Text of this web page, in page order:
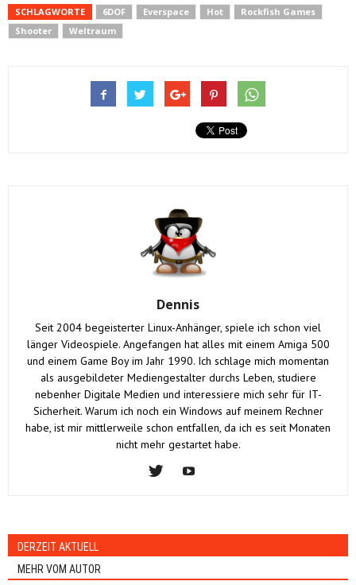
SCHLAGWORTE 6DOF Everspace Hot
Rockfish Games
Shooter
Weltraum
Dennis
Seit 2004 begeisterter Linux-Anhänger, spiele ich schon viel
länger Videospiele. Angefangen hat alles mit einem Amiga 500
und einem Game Boy im Jahr 1990. Ich schlage mich momentan
als ausgebildeter Mediengestalter durchs Leben, studiere
nebenher Digitale Medien und interessiere mich sehr für IT-
Sicherheit. Warum ich noch ein Windows auf meinem Rechner
habe, ist mir mittlerweile schon entfallen, da ich es seit Monaten
nicht mehr gestartet habe.
DERZEIT AKTUELL
MEHR VOM AUTOR